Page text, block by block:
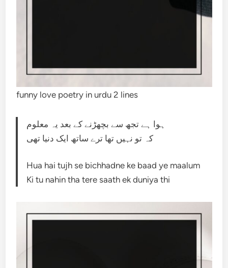
funny love poetry in urdu 2 lines
ہوا ہے تجھ سے بچھڑنے کے بعد یہ معلوم
کہ تو نہیں تھا ترے ساتھ ایک دنیا تھی
Hua hai tujh se bichhadne ke baad ye maalum
Ki tu nahin tha tere saath ek duniya thi